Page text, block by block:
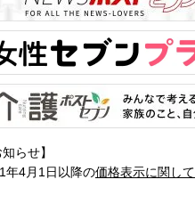
知らせ】
年4月1日以降の価格表示に関して